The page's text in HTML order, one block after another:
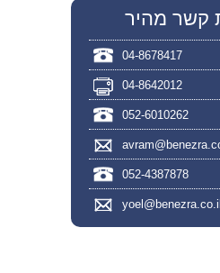
קשר מהיר
04-8678417
04-8642012
052-6010262
052-4387878
yoel@benezra.co.il